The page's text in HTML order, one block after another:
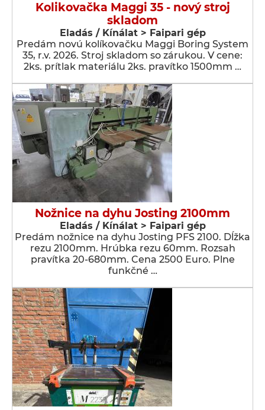
Kolikovačka Maggi 35 - nový stroj
skladom
Eladás / Kínálat > Faipari gép
Predám novú kolíkovačku Maggi Boring System
35, r.v. 2026. Stroj skladom so zárukou. V cene:
2ks. prítlak materiálu 2ks. pravítko 1500mm …
Nožnice na dyhu Josting 2100mm
Eladás / Kínálat > Faipari gép
Predám nožnice na dyhu Josting PFS 2100. Dĺžka
rezu 2100mm. Hrúbka rezu 60mm. Rozsah
pravítka 20-680mm. Cena 2500 Euro. Plne
funkčné …